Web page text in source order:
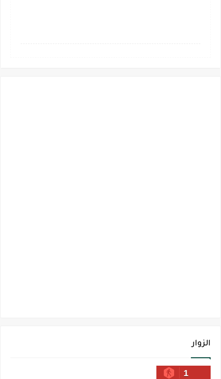
الزوار
1